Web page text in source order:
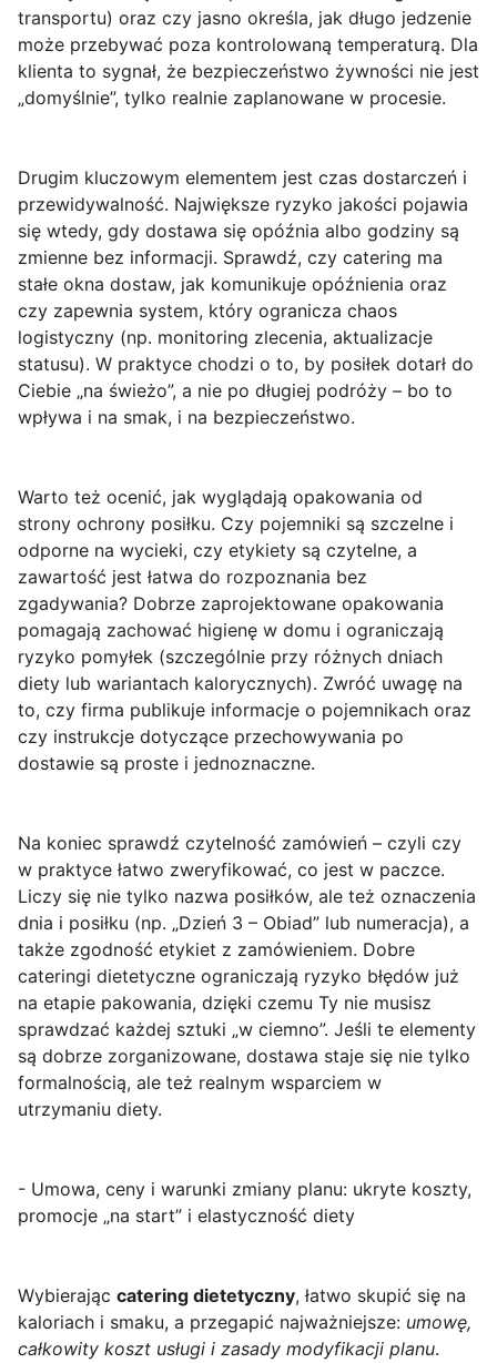
transportu) oraz czy jasno określa, jak długo jedzenie
może przebywać poza kontrolowaną temperaturą. Dla
klienta to sygnał, że bezpieczeństwo żywności nie jest
„domyślnie”, tylko realnie zaplanowane w procesie.
Drugim kluczowym elementem jest czas dostarczeń i
przewidywalność. Największe ryzyko jakości pojawia
się wtedy, gdy dostawa się opóźnia albo godziny są
zmienne bez informacji. Sprawdź, czy catering ma
stałe okna dostaw, jak komunikuje opóźnienia oraz
czy zapewnia system, który ogranicza chaos
logistyczny (np. monitoring zlecenia, aktualizacje
statusu). W praktyce chodzi o to, by posiłek dotarł do
Ciebie „na świeżo”, a nie po długiej podróży – bo to
wpływa i na smak, i na bezpieczeństwo.
Warto też ocenić, jak wyglądają opakowania od
strony ochrony posiłku. Czy pojemniki są szczelne i
odporne na wycieki, czy etykiety są czytelne, a
zawartość jest łatwa do rozpoznania bez
zgadywania? Dobrze zaprojektowane opakowania
pomagają zachować higienę w domu i ograniczają
ryzyko pomyłek (szczególnie przy różnych dniach
diety lub wariantach kalorycznych). Zwróć uwagę na
to, czy firma publikuje informacje o pojemnikach oraz
czy instrukcje dotyczące przechowywania po
dostawie są proste i jednoznaczne.
Na koniec sprawdź czytelność zamówień – czyli czy
w praktyce łatwo zweryfikować, co jest w paczce.
Liczy się nie tylko nazwa posiłków, ale też oznaczenia
dnia i posiłku (np. „Dzień 3 – Obiad” lub numeracja), a
także zgodność etykiet z zamówieniem. Dobre
cateringi dietetyczne ograniczają ryzyko błędów już
na etapie pakowania, dzięki czemu Ty nie musisz
sprawdzać każdej sztuki „w ciemno”. Jeśli te elementy
są dobrze zorganizowane, dostawa staje się nie tylko
formalnością, ale też realnym wsparciem w
utrzymaniu diety.
- Umowa, ceny i warunki zmiany planu: ukryte koszty,
promocje „na start” i elastyczność diety
Wybierając catering dietetyczny, łatwo skupić się na
kaloriach i smaku, a przegapić najważniejsze: umowę,
całkowity koszt usługi i zasady modyfikacji planu.